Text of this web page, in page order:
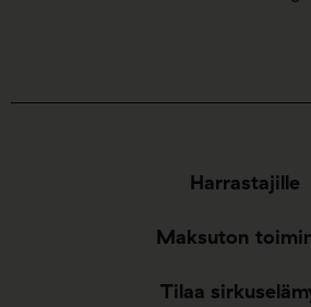
Harrastajille
Maksuton
Tilaa